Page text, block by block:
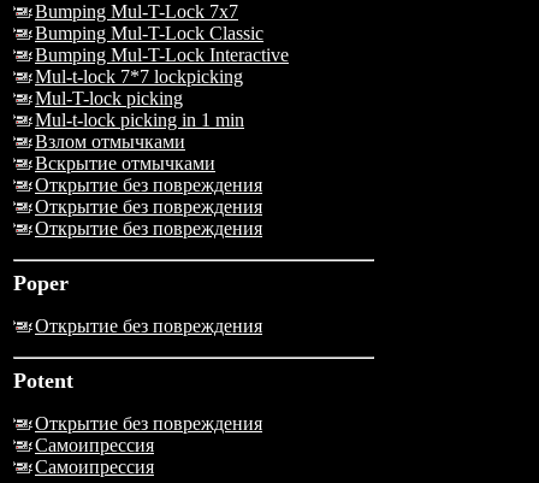
Bumping Mul-T-Lock 7x7
Bumping Mul-T-Lock Classic
Bumping Mul-T-Lock Interactive
Mul-t-lock 7*7 lockpicking
Mul-T-lock picking
Mul-t-lock picking in 1 min
Взлом отмычками
Вскрытие отмычками
Открытие без повреждения
Открытие без повреждения
Открытие без повреждения
Poper
Открытие без повреждения
Potent
Открытие без повреждения
Самоипрессия
Самоипрессия